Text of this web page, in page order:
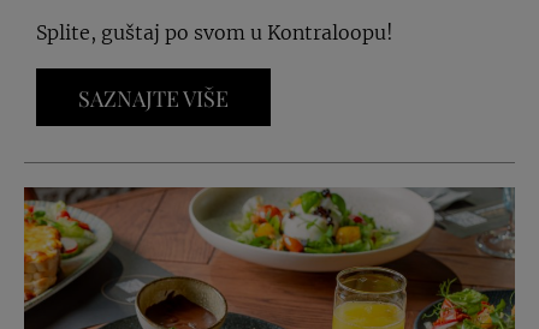
Splite, guštaj po svom u Kontraloopu!
SAZNAJTE VIŠE